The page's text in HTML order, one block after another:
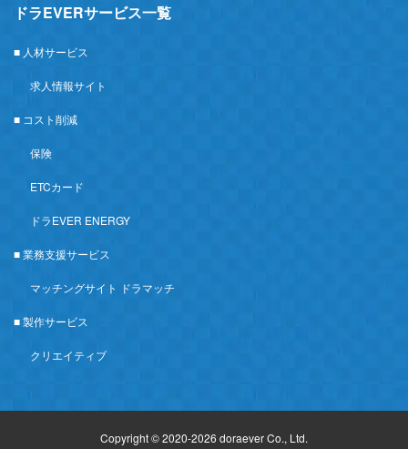
ドラEVERサービス一覧
■ 人材サービス
求人情報サイト
■ コスト削減
保険
ETCカード
ドラEVER ENERGY
■ 業務支援サービス
マッチングサイト ドラマッチ
■ 製作サービス
クリエイティブ
Copyright © 2020-2026 doraever Co., Ltd.